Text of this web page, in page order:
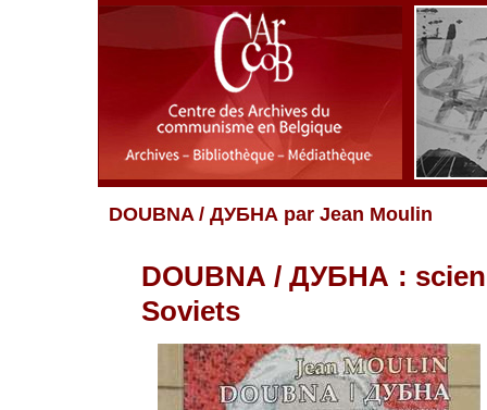
DOUBNA / ДУБНА par Jean Moulin
DOUBNA / ДУБНА :
Soviets